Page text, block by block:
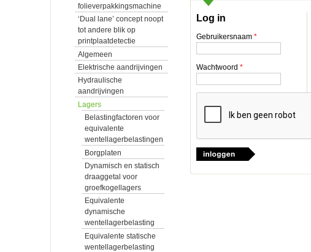
folieverpakkingsmachine
‘Dual lane’ concept noopt
tot andere blik op
printplaatdetectie
Algemeen
Elektrische aandrijvingen
Hydraulische
aandrijvingen
Lagers
Belastingfactoren voor
equivalente
wentellagerbelastingen
Borgplaten
Dynamisch en statisch
draaggetal voor
groefkogellagers
Equivalente
dynamische
wentellagerbelasting
Equivalente statische
wentellagerbelasting
Log in
Gebruikersnaam *
Wachtwoord *